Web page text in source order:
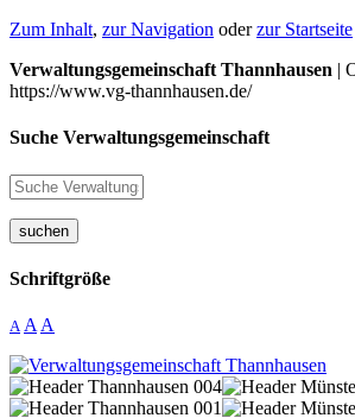
Zum Inhalt, zur Navigation oderzur Startseite
Verwaltungsgemeinschaft Thannhausen |
https://www.vg-thannhausen.de/
Suche Verwaltungsgemeinschaft
suchen
Schriftgröße
A A A